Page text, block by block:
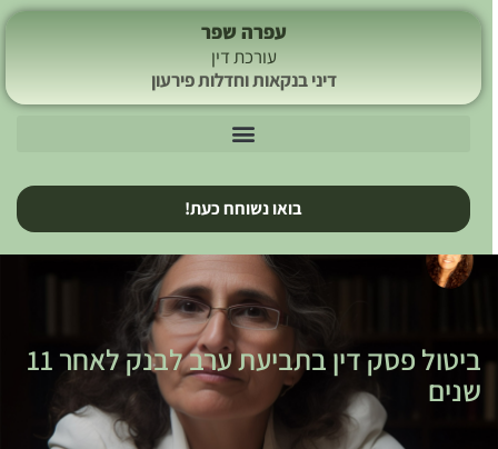
עפרה שפר
עורכת דין
דיני בנקאות וחדלות פירעון
בואו נשוחח כעת!
ביטול פסק דין בתביעת ערב לבנק לאחר 11
שנים